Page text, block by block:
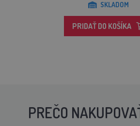
SKLADOM
PRIDAŤ DO KOŠÍKA
PREČO